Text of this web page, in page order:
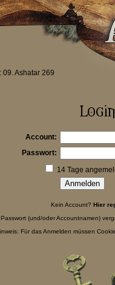
09. Ashatar 269
Account:
Passwort:
14 Tage
Kein Account? Hier
Passwort (und/oder Accountnamen)
Für das Anmelden müssen